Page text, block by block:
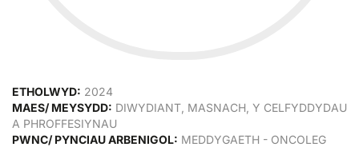
ETHOLWYD: 2024
MAES/ MEYSYDD: DIWYDIANT, MASNACH, Y CELFYDDYDAU
A PHROFFESIYNAU
PWNC/ PYNCIAU ARBENIGOL: MEDDYGAETH - ONCOLEG